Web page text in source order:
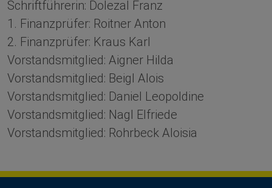
Schriftführerin: Dolezal Franz
1. Finanzprüfer: Roitner Anton
2. Finanzprüfer: Kraus Karl
Vorstandsmitglied: Aigner Hilda
Vorstandsmitglied: Beigl Alois
Vorstandsmitglied: Daniel Leopoldine
Vorstandsmitglied: Nagl Elfriede
Vorstandsmitglied: Rohrbeck Aloisia